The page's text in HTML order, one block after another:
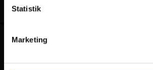
Statistik
Marketing